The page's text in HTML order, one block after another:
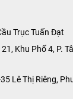
Trục Tuấn Đạt
Khu Phố 4, P.
Lê Thị Riêng,